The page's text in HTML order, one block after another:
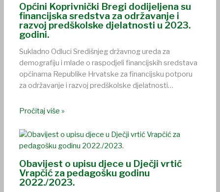
Općini Koprivnički Bregi dodijeljena su
financijska sredstva za održavanje i
razvoj predškolske djelatnosti u 2023.
godini.
Sukladno Odluci Središnjeg državnog ureda za
demografiju i mlade o raspodjeli financijskih sredstava
općinama Republike Hrvatske za financijsku potporu
za održavanje i razvoj predškolske djelatnosti…
Pročitaj više »
Obavijest o upisu djece u Dječji vrtić
Vrapčić za pedagošku godinu
2022./2023.